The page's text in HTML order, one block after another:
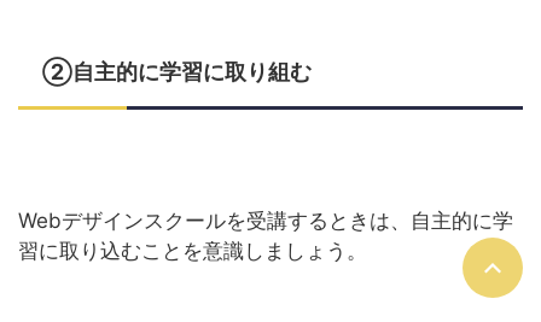
②自主的に学習に取り組む
Webデザインスクールを受講するときは、自主的に学
習に取り込むことを意識しましょう。